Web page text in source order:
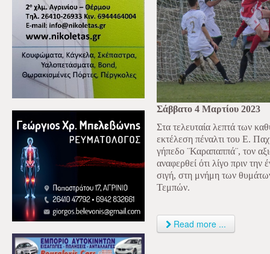
Σάββατο 4 Μαρτίου 2023
Στα τελευταία λεπτά των
εκτέλεση πέναλτι του Ε.
γήπεδο ¨Καραπαππά¨, τον
αναφερθεί ότι λίγο πριν
σιγή, στη μνήμη των
Τεμπών.
Read more ...